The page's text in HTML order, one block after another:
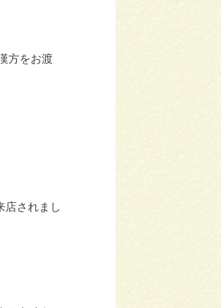
方をお渡
店されまし